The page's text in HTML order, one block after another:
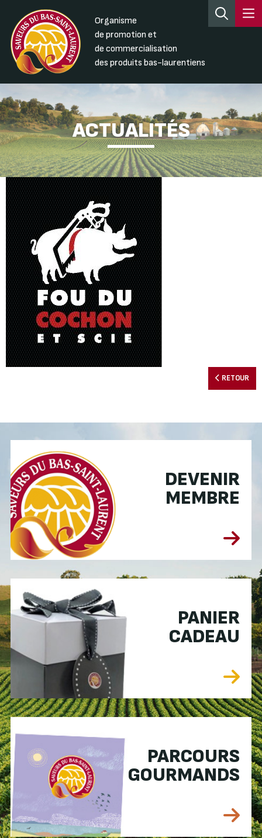
Organisme
de promotion et
de commercialisation
des produits bas-laurentiens
ACTUALITÉS
RETOUR
DEVENIR
MEMBRE
PANIER
CADEAU
PARCOURS
GOURMANDS